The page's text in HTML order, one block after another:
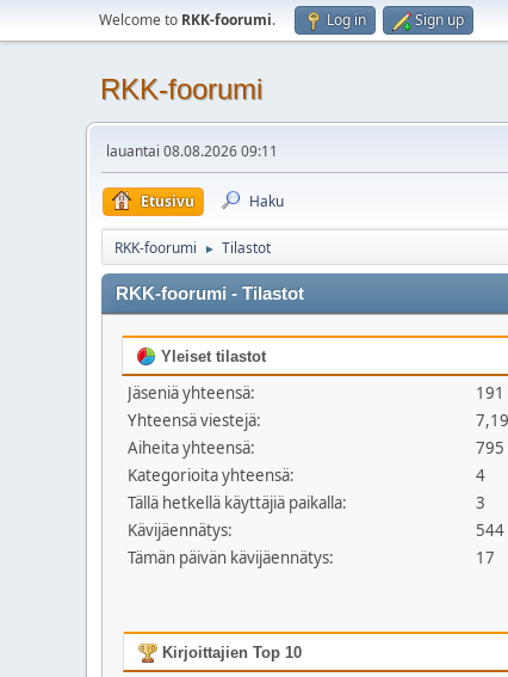
Welcome to RKK-foorumi. Log in Sign up
RKK-foorumi
lauantai 08.08.2026 09:11
Etusivu Haku
RKK-foorumi ► Tilastot
RKK-foorumi - Tilastot
Yleiset tilastot
Jäseniä yhteensä:
191
Yhteensä viestejä:
Aiheita yhteensä:
795
Kategorioita yhteensä:
4
Tällä hetkellä käyttäjiä paikalla:
3
Kävijäennätys:
Tämän päivän kävijäennätys:
17
Kirjoittajien Top 10